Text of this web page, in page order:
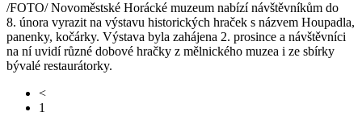
/FOTO/ Novoměstské Horácké muzeum nabízí návštěvníkům do
8. února vyrazit na výstavu historických hraček s názvem Houpadla,
panenky, kočárky. Výstava byla zahájena 2. prosince a návštěvníci
na ní uvidí různé dobové hračky z mělnického muzea i ze sbírky
bývalé restaurátorky.
<
1